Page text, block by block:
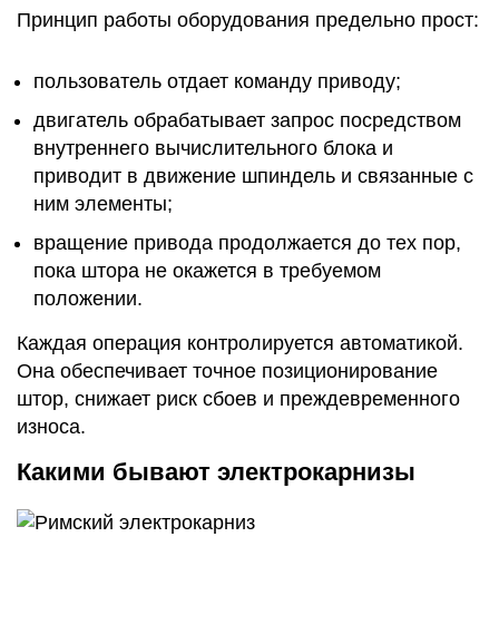
Принцип работы оборудования предельно прост:
пользователь отдает команду приводу;
двигатель обрабатывает запрос посредством
внутреннего вычислительного блока и
приводит в движение шпиндель и связанные с
ним элементы;
вращение привода продолжается до тех пор,
пока штора не окажется в требуемом
положении.
Каждая операция контролируется автоматикой.
Она обеспечивает точное позиционирование
штор, снижает риск сбоев и преждевременного
износа.
Какими бывают электрокарнизы